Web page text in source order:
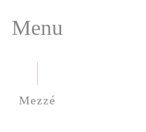
Menu
Mezzé